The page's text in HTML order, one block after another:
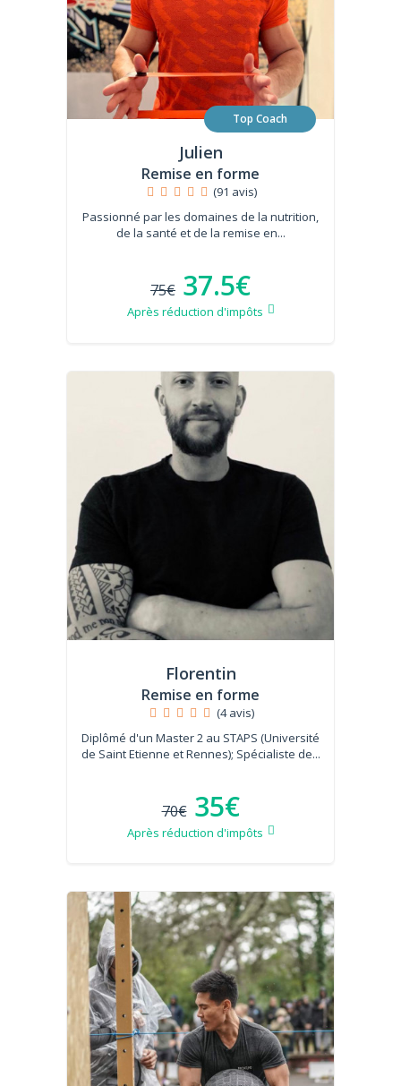
Top Coach
Julien
Remise en forme
(91 avis)
Passionné par les domaines de la nutrition,
de la santé et de la remise en...
75€ 37.5€
Après réduction d'impôts
Florentin
Remise en forme
(4 avis)
Diplômé d'un Master 2 au STAPS (Université
de Saint Etienne et Rennes); Spécialiste de...
70€ 35€
Après réduction d'impôts